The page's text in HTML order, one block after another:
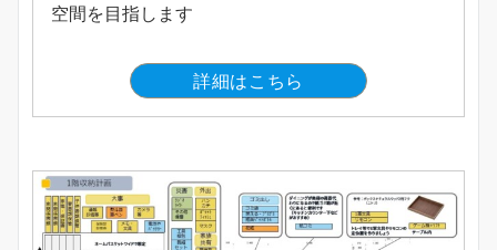
空間を目指します
詳細はこちら